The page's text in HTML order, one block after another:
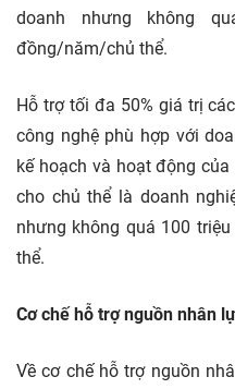
doanh nhưng không
đồng/năm/chủ thể.
Hỗ trợ tối đa 50% giá trị
công nghệ phù hợp với
kế hoạch và hoạt động
cho chủ thể là doanh
nhưng không quá 100
thể.
Cơ chế hỗ trợ nguồn nhân
Về cơ chế hỗ trợ nguồn